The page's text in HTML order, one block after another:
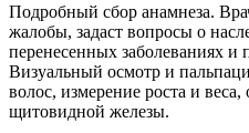
Подробный сбор анамнеза.
жалобы, задаст вопросы о
перенесенных заболеваниях
Визуальный осмотр и
волос, измерение роста и
щитовидной железы.